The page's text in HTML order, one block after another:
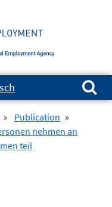
Search for:
» Publication »
nehmen an
teil